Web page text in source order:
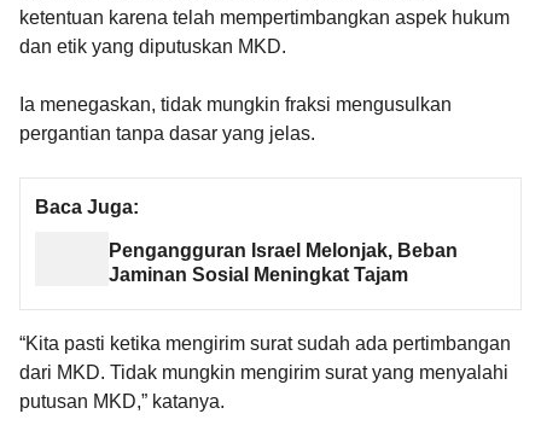
ketentuan karena telah mempertimbangkan aspek hukum
dan etik yang diputuskan MKD.
Ia menegaskan, tidak mungkin fraksi mengusulkan
pergantian tanpa dasar yang jelas.
Baca Juga:
Pengangguran Israel Melonjak, Beban
Jaminan Sosial Meningkat Tajam
“Kita pasti ketika mengirim surat sudah ada pertimbangan
dari MKD. Tidak mungkin mengirim surat yang menyalahi
putusan MKD,” katanya.